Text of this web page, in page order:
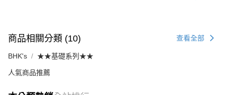
商品相關分類 (10) 查看全部
BHK's ★★基礎系列★★
人氣商品推薦